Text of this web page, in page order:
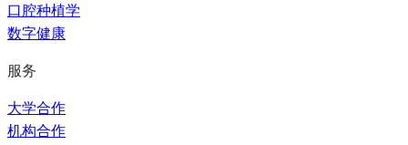
口腔种植学
数字健康
服务
大学合作
机构合作